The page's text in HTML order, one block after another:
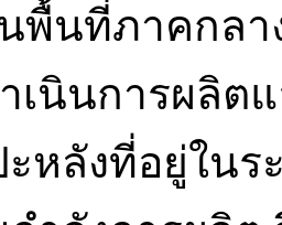
พื้นที่ภาคกล
เนินการผลิต
หลังที่อยู่ในร